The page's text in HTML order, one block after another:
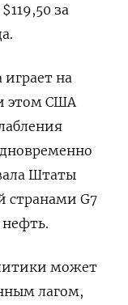
за
на
этом ‌США
Штаты
странами G7
может
лагом,